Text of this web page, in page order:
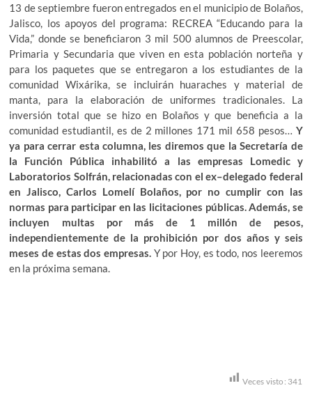
13 de septiembre fueron entregados en el municipio de Bolaños,
Jalisco, los apoyos del programa: RECREA “Educando para la
Vida,” donde se beneficiaron 3 mil 500 alumnos de Preescolar,
Primaria y Secundaria que viven en esta población norteña y
para los paquetes que se entregaron a los estudiantes de la
comunidad Wixárika, se incluirán huaraches y material de
manta, para la elaboración de uniformes tradicionales. La
inversión total que se hizo en Bolaños y que beneficia a la
comunidad estudiantil, es de 2 millones 171 mil 658 pesos… Y
ya para cerrar esta columna, les diremos que la Secretaría de
la Función Pública inhabilitó a las empresas Lomedic y
Laboratorios Solfrán, relacionadas con el ex–delegado federal
en Jalisco, Carlos Lomelí Bolaños, por no cumplir con las
normas para participar en las licitaciones públicas. Además, se
incluyen multas por más de 1 millón de pesos,
independientemente de la prohibición por dos años y seis
meses de estas dos empresas. Y por Hoy, es todo, nos leeremos
en la próxima semana.
Veces visto: 341